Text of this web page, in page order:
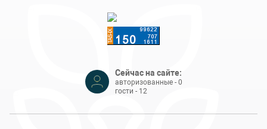
Сейчас на сайте:
авторизованные - 0
гости - 12